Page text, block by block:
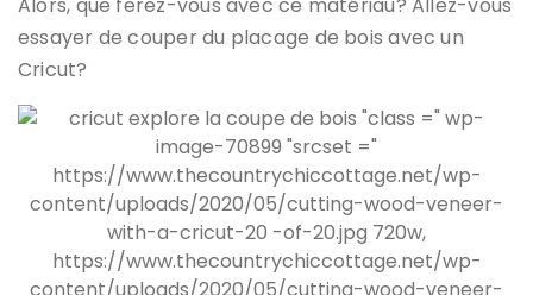
essayer de couper du placage de bois avec un
Cricut?